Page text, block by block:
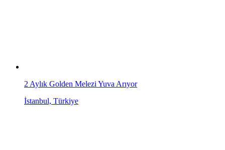
2 Aylık Golden Melezi Yuva Arıyor
İstanbul, Türkiye